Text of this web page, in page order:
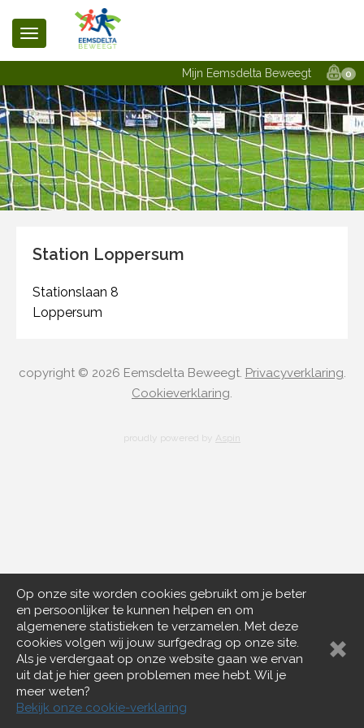
Op onze site worden cookies gebruikt om je beter
en persoonlijker te kunnen helpen en om
algemenere statistieken te verzamelen. Met deze
cookies volgen wij jouw surfgedrag op onze site.
Als je verdergaat op onze website gaan we ervan
uit dat je hier geen problemen mee hebt. Wil je
meer weten?
Bekijk onze cookie-verklaring
Mijn Eemsdelta Beweegt 0
Station Loppersum
Stationslaan 8
Loppersum
copyright © 2026 Eemsdelta Beweegt. Privacyverklaring.
Cookieverklaring.
proudly powered by Aspin